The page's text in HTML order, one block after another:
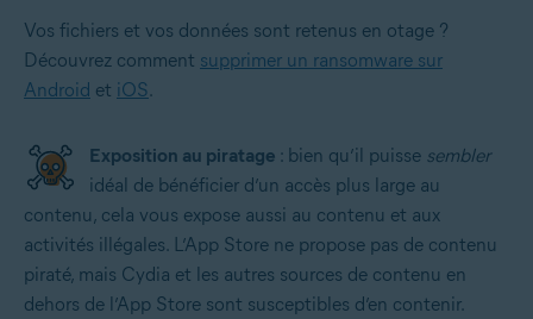
Vos fichiers et vos données sont retenus en otage ?
Découvrez comment supprimer un ransomware sur
Android et iOS.
Exposition au piratage : bien qu’il puisse sembler
idéal de bénéficier d’un accès plus large au
contenu, cela vous expose aussi au contenu et aux
activités illégales. L’App Store ne propose pas de contenu
piraté, mais Cydia et les autres sources de contenu en
dehors de l’App Store sont susceptibles d’en contenir.